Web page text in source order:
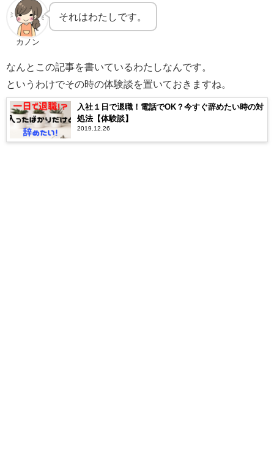
カノン
それはわたしです。
なんとこの記事を書いているわたしなんです。
というわけでその時の体験談を置いておきますね。
入社１日で退職！電話でOK？今すぐ辞めたい時の対
処法【体験談】
2019.12.26